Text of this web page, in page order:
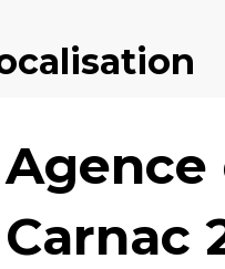
Agence
Carnac